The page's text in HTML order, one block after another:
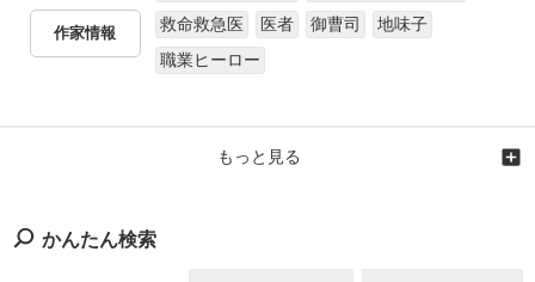
作家情報
救命救急医
医者 御曹司
地味子
職業ヒーロー
もっと見る
かんたん検索